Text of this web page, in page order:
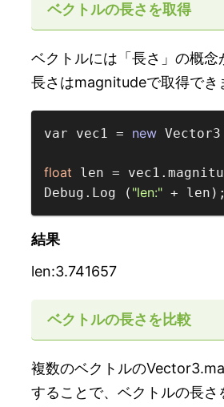
ベクトルの長さを取得
ベクトルには「長さ」の概念
長さはmagnitudeで取得でき
var vec1 = new
float len =
Debug.Log ( "len:"
結果
len:3.741657
ベクトルの長さを比較
複数のベクトルの
することで、ベクトルの長さ